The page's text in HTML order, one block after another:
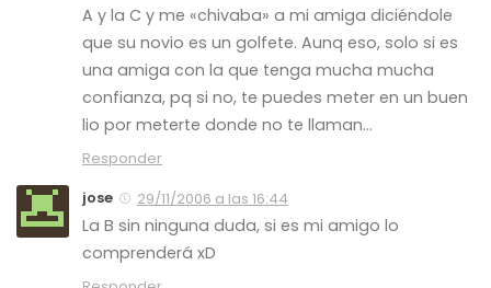
A y la C y me «chivaba» a mi amiga diciéndole
que su novio es un golfete. Aunq eso, solo si es
una amiga con la que tenga mucha mucha
confianza, pq si no, te puedes meter en un buen
lio por meterte donde no te llaman…
Responder
jose
29/11/2006 a las 16:44
La B sin ninguna duda, si es mi amigo lo
comprenderá xD